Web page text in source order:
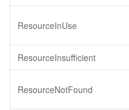
ResourceInUse
ResourceInsufficient
ResourceNotFound